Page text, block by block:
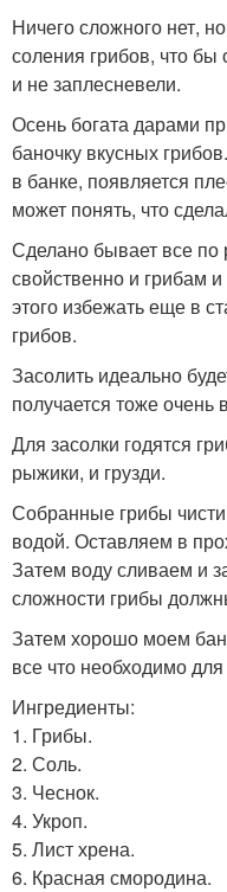
Ничего сложного нет,
соления грибов, что
и не заплесневели.
Осень богата дарами
баночку вкусных
в банке, появляется
может понять, что
Сделано бывает все по
свойственно и грибам
этого избежать еще в
грибов.
Засолить идеально
получается тоже очень
Для засолки годятся
рыжики, и грузди.
Собранные грибы
водой. Оставляем в
Затем воду сливаем и
сложности грибы
Затем хорошо моем
все что необходимо для
Ингредиенты:
1. Грибы.
2. Соль.
3. Чеснок.
4. Укроп.
5. Лист хрена.
6. Красная смородина.